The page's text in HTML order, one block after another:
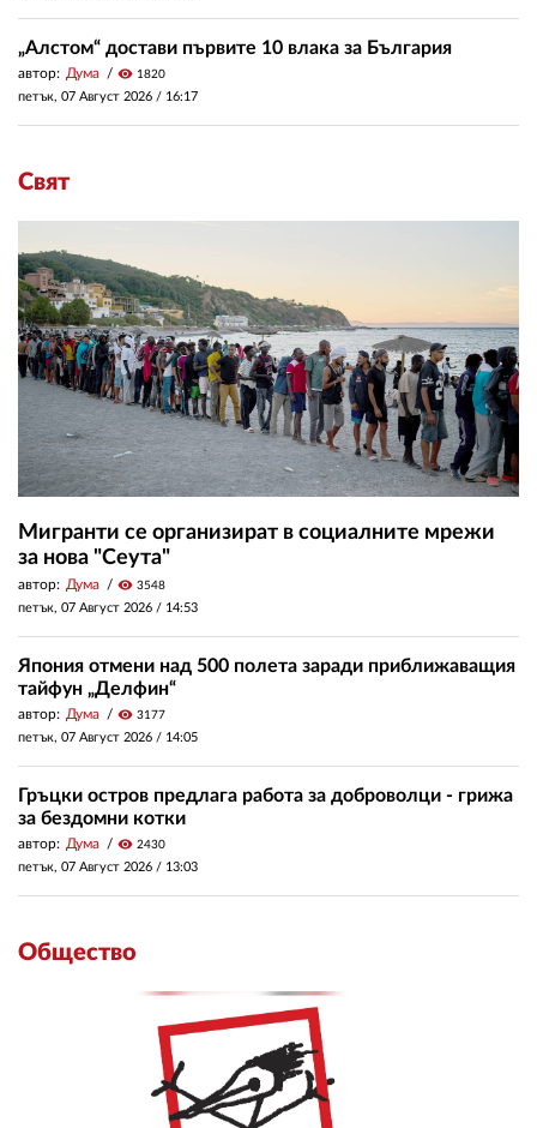
„Алстом“ достави първите 10 влака за България
автор: Дума visibility 1820
петък, 07 Август 2026 / 16:17
Свят
Мигранти се организират в социалните мрежи
за нова "Сеута"
автор: Дума visibility 3548
петък, 07 Август 2026 / 14:53
Япония отмени над 500 полета заради приближаващия
тайфун „Делфин“
автор: Дума visibility 3177
петък, 07 Август 2026 / 14:05
Гръцки остров предлага работа за доброволци - грижа
за бездомни котки
автор: Дума visibility 2430
петък, 07 Август 2026 / 13:03
Общество